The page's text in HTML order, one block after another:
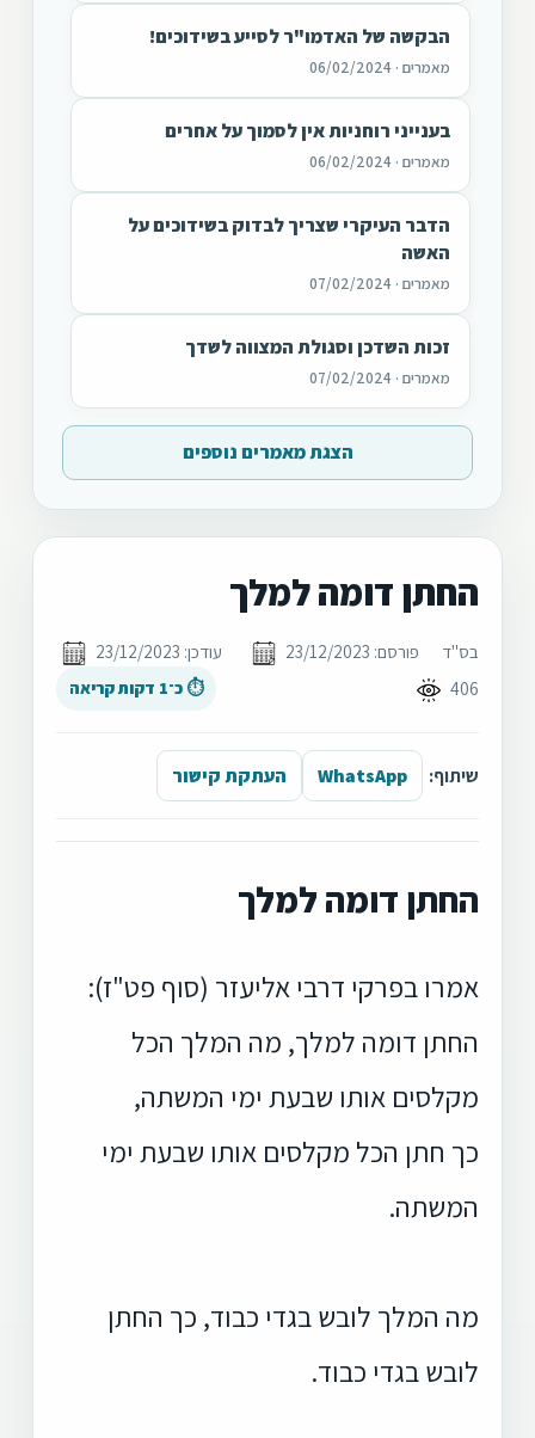
הבקשה של האדמו"ר לסייע בשידוכים!
מאמרים · 06/02/2024
בענייני רוחניות אין לסמוך על אחרים
מאמרים · 06/02/2024
הדבר העיקרי שצריך לבדוק בשידוכים על
האשה
מאמרים · 07/02/2024
זכות השדכן וסגולת המצווה לשדך
מאמרים · 07/02/2024
הצגת מאמרים נוספים
החתן דומה למלך
בס"ד פורסם: 23/12/2023
עודכן: 23/12/2023
406
⏱ כ־1 דקות קריאה
שיתוף: WhatsApp העתקת קישור
החתן דומה למלך
אמרו בפרקי דרבי אליעזר (סוף פט"ז):
החתן דומה למלך, מה המלך הכל
מקלסים אותו שבעת ימי המשתה,
כך חתן הכל מקלסים אותו שבעת ימי
המשתה.
מה המלך לובש בגדי כבוד, כך החתן
לובש בגדי כבוד.